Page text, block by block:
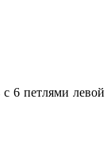
6 петлями левой